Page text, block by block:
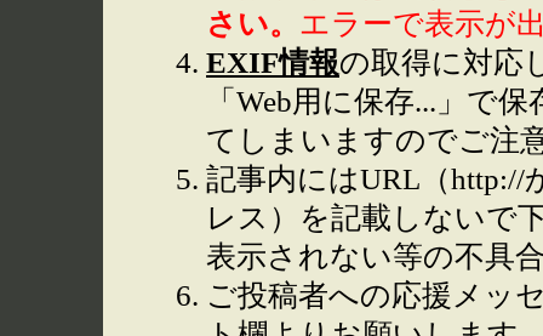
さい。 エラーで表示が
EXIF情報の取得に対応
「Web用に保存...」で
てしまいますのでご注
記事内にはURL（
レス）を記載しないで
表示されない等の不具
ご投稿者への応援メッ